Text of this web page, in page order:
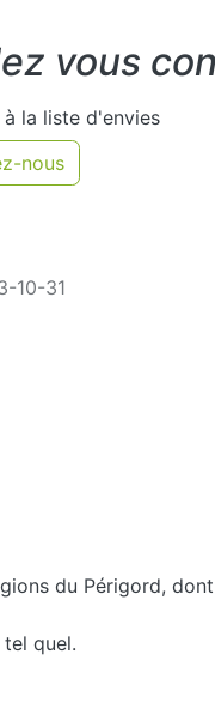
vous
la liste d'envies
nous
10-31
du Périgord,
quel.